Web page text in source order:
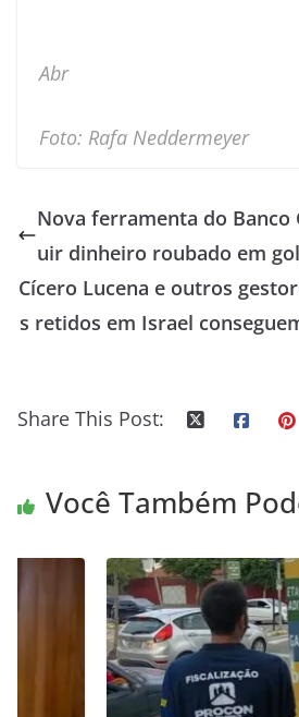
Abr
Foto: Rafa Neddermeyer
Nova ferramenta do Banco
uir dinheiro roubado em
Cícero Lucena e outros
s retidos em Israel
Share This Post:
Você Também